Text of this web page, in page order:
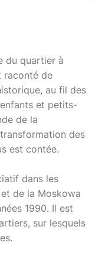
du quartier à
raconté de
au fil des
et petits-
de la
des
est contée.
dans les
de la Moskowa
1990. Il est
sur lesquels